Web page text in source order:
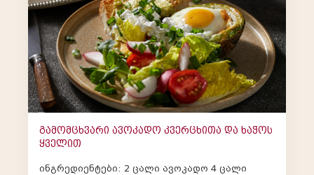
გამომცხვარი ავოკადო კვერცხითა და ხაჭოს
ყველით
ინგრედიენტები: 2 ცალი ავოკადო 4 ცალი